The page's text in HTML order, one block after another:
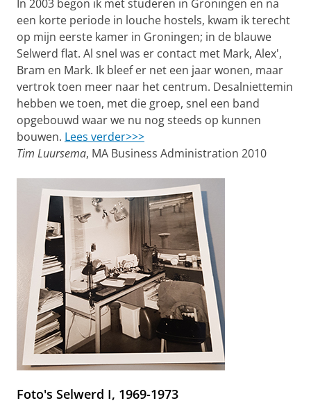
In 2003 begon ik met studeren in Groningen en na
een korte periode in louche hostels, kwam ik terecht
op mijn eerste kamer in Groningen; in de blauwe
Selwerd flat. Al snel was er contact met Mark, Alex',
Bram en Mark. Ik bleef er net een jaar wonen, maar
vertrok toen meer naar het centrum. Desalniettemin
hebben we toen, met die groep, snel een band
opgebouwd waar we nu nog steeds op kunnen
bouwen. Lees verder>>>
Tim Luursema, MA Business Administration 2010
Foto's Selwerd I, 1969-1973